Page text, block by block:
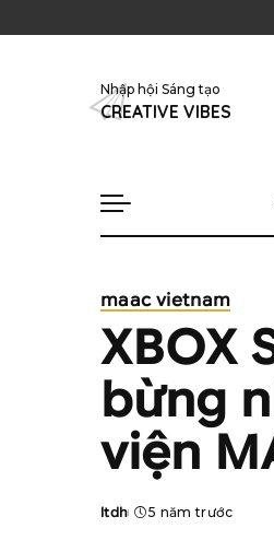
Nhập hội Sáng tạo
CREATIVE VIBES
maac vietnam
XBOX
bừng
viện
Posted
ltdh 5 năm trước